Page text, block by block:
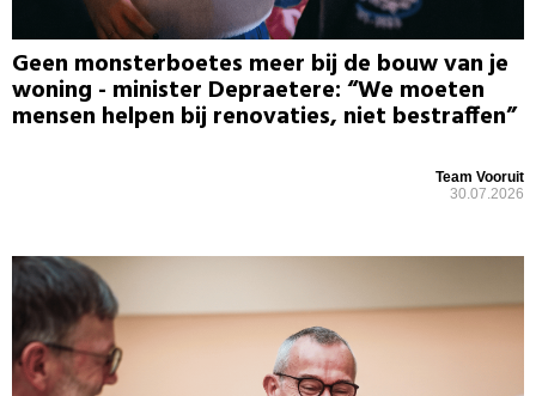
Geen monsterboetes meer bij de bouw van je
woning - minister Depraetere: “We moeten
mensen helpen bij renovaties, niet bestraffen”
Team Vooruit
30.07.2026